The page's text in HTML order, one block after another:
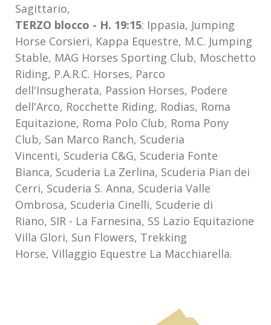
Sagittario,
TERZO blocco - H. 19:15: Ippasia, Jumping
Horse Corsieri, Kappa Equestre, M.C. Jumping
Stable, MAG Horses Sporting Club, Moschetto
Riding, P.A.R.C. Horses, Parco
dell'Insugherata, Passion Horses, Podere
dell'Arco, Rocchette Riding, Rodias, Roma
Equitazione, Roma Polo Club, Roma Pony
Club, San Marco Ranch, Scuderia
Vincenti, Scuderia C&G, Scuderia Fonte
Bianca, Scuderia La Zerlina, Scuderia Pian dei
Cerri, Scuderia S. Anna, Scuderia Valle
Ombrosa, Scuderia Cinelli, Scuderie di
Riano, SIR - La Farnesina, SS Lazio Equitazione
Villa Glori, Sun Flowers, Trekking
Horse, Villaggio Equestre La Macchiarella.